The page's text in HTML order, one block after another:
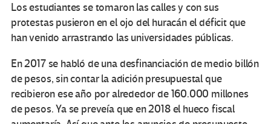
Los estudiantes se tomaron las calles y con sus
protestas pusieron en el ojo del huracán el déficit que
han venido arrastrando las universidades públicas.
En 2017 se habló de una desfinanciación de medio billón
de pesos, sin contar la adición presupuestal que
recibieron ese año por alrededor de 160.000 millones
de pesos. Ya se preveía que en 2018 el hueco fiscal